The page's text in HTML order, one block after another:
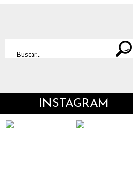
INSTAGRAM